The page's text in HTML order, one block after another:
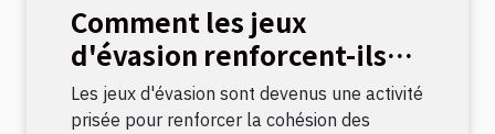
Comment les jeux
d'évasion renforcent-ils
les liens d'équipe ?
Les jeux d'évasion sont devenus une activité
prisée pour renforcer la cohésion des